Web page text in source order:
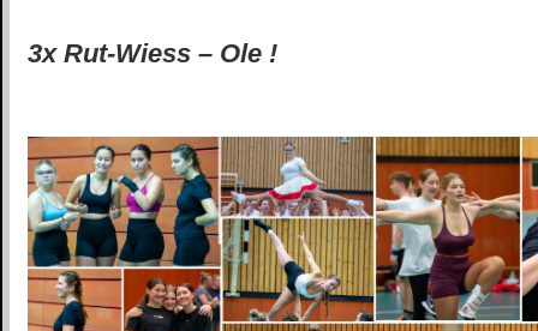
3x Rut-Wiess – Ole !